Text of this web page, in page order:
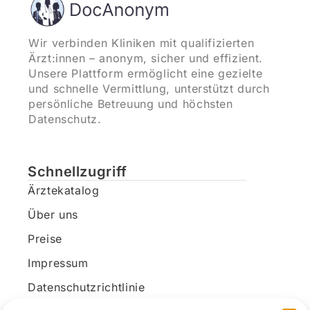
Wir verbinden Kliniken mit qualifizierten
Ärzt:innen – anonym, sicher und effizient.
Unsere Plattform ermöglicht eine gezielte
und schnelle Vermittlung, unterstützt durch
persönliche Betreuung und höchsten
Datenschutz.
Schnellzugriff
Ärztekatalog
Über uns
Preise
Impressum
Datenschutzrichtlinie